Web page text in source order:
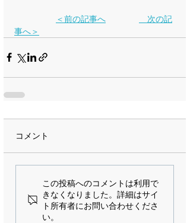
＜前の記事へ
次の記
事へ＞
コメント
この投稿へのコメントは利用で
きなくなりました。詳細はサイ
ト所有者にお問い合わせくださ
い。